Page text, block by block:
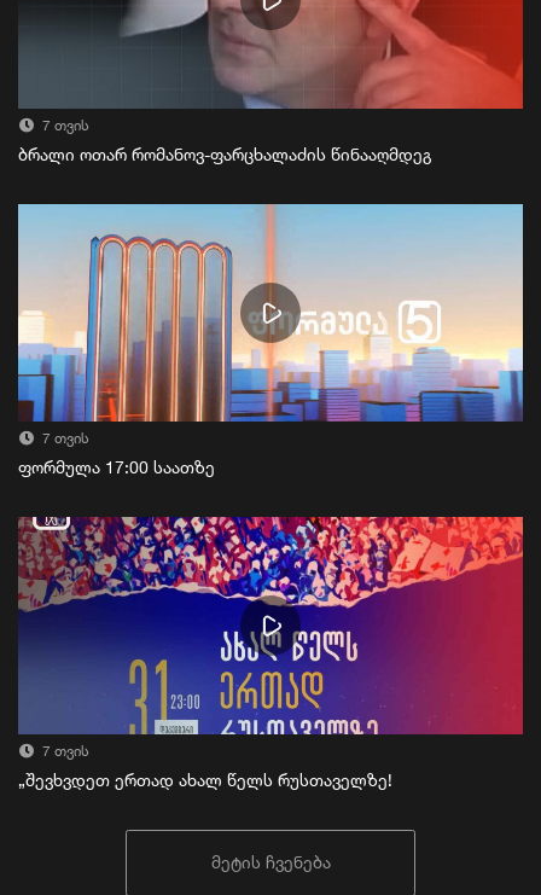
7 თვის
ბრალი ოთარ რომანოვ-ფარცხალაძის წინააღმდეგ
7 თვის
ფორმულა 17:00 საათზე
7 თვის
„შევხვდეთ ერთად ახალ წელს რუსთაველზე!
მეტის ჩვენება